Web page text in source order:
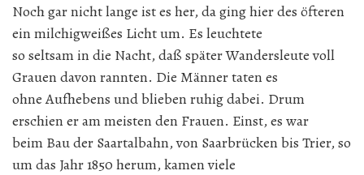
Noch gar nicht lange ist es her, da ging hier des öfteren
ein milchigweißes Licht um. Es leuchtete
so seltsam in die Nacht, daß später Wandersleute voll
Grauen davon rannten. Die Männer taten es
ohne Aufhebens und blieben ruhig dabei. Drum
erschien er am meisten den Frauen. Einst, es war
beim Bau der Saartalbahn, von Saarbrücken bis Trier, so
um das Jahr 1850 herum, kamen viele